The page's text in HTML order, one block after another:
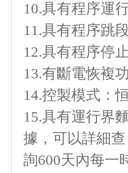
10.具有程序運行
11.具有程序跳段功
12.具有程序停止
13.有斷電恢複功能
14.控製模式：恒
15.具有運行界麵
據，可以詳細查
詢600天內每一時